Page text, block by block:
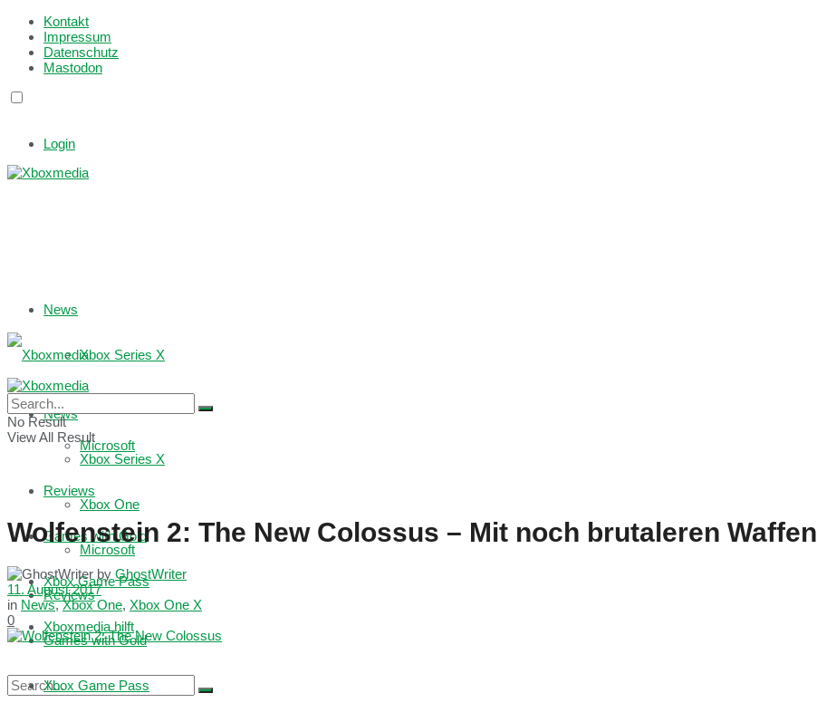
Kontakt
Impressum
Datenschutz
Mastodon
Login
News
Xbox Series X
Microsoft
Reviews
Games with Gold
Xbox Game Pass
Xboxmedia hilft
News
Xbox Series X
Xbox One
Microsoft
Reviews
Games with Gold
Xbox Game Pass
No Result
View All Result
Wolfenstein 2: The New Colossus – Mit noch brutaleren Waffen
by GhostWriter
11. August 2017
in News,Xbox One, Xbox One X
0